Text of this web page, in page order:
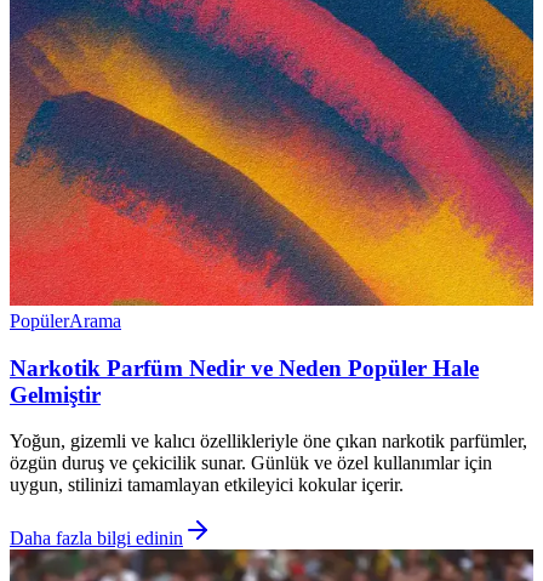
PopülerArama
Narkotik Parfüm Nedir ve Neden Popüler Hale
Gelmiştir
Yoğun, gizemli ve kalıcı özellikleriyle öne çıkan narkotik parfümler,
özgün duruş ve çekicilik sunar. Günlük ve özel kullanımlar için
uygun, stilinizi tamamlayan etkileyici kokular içerir.
Daha fazla bilgi edinin